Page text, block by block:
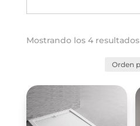
Mostrando los 4 resultados